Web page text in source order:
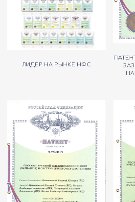
ЛИДЕР НА РЫНКЕ НФС